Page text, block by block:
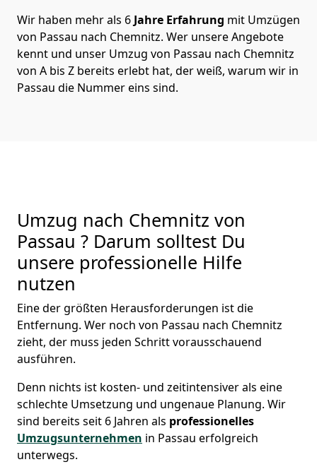
Wir haben mehr als 6 Jahre Erfahrung mit Umzügen
von Passau nach Chemnitz. Wer unsere Angebote
kennt und unser Umzug von Passau nach Chemnitz
von A bis Z bereits erlebt hat, der weiß, warum wir in
Passau die Nummer eins sind.
Umzug nach Chemnitz von
Passau ? Darum solltest Du
unsere professionelle Hilfe
nutzen
Eine der größten Herausforderungen ist die
Entfernung. Wer noch von Passau nach Chemnitz
zieht, der muss jeden Schritt vorausschauend
ausführen.
Denn nichts ist kosten- und zeitintensiver als eine
schlechte Umsetzung und ungenaue Planung. Wir
sind bereits seit 6 Jahren als professionelles
Umzugsunternehmen in Passau erfolgreich
unterwegs.